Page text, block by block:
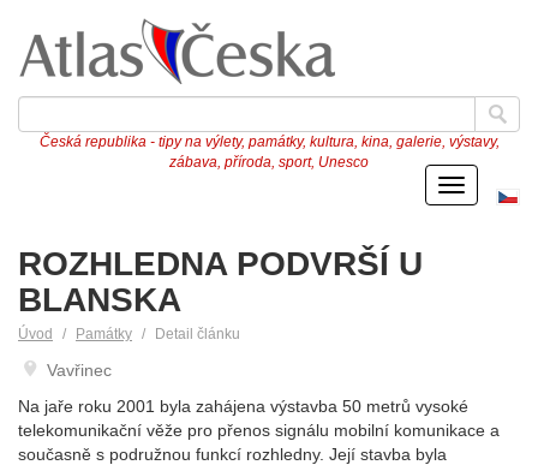
Česká republika - tipy na výlety, památky, kultura, kina, galerie, výstavy,
zábava, příroda, sport, Unesco
Menu
ROZHLEDNA PODVRŠÍ U
BLANSKA
Úvod Památky Detail článku
Vavřinec
Na jaře roku 2001 byla zahájena výstavba 50 metrů vysoké
telekomunikační věže pro přenos signálu mobilní komunikace a
současně s podružnou funkcí rozhledny. Její stavba byla